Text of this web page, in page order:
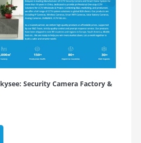
Security Camera Factory &